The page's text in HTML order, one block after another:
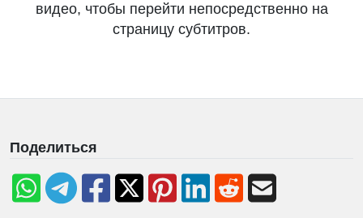
видео, чтобы перейти непосредственно на
страницу субтитров.
Поделиться